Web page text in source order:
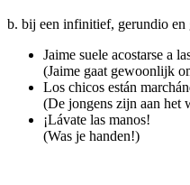
b. bij een infinitief, gerundio en
Jaime suele acostarse a
(Jaime gaat gewoonlijk
Los chicos están
(De jongens zijn aan het
¡Lávate las manos!
(Was je handen!)